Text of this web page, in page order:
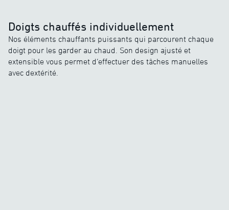
Doigts chauffés individuellement
Nos éléments chauffants puissants qui parcourent chaque
doigt pour les garder au chaud. Son design ajusté et
extensible vous permet d’effectuer des tâches manuelles
avec dextérité.